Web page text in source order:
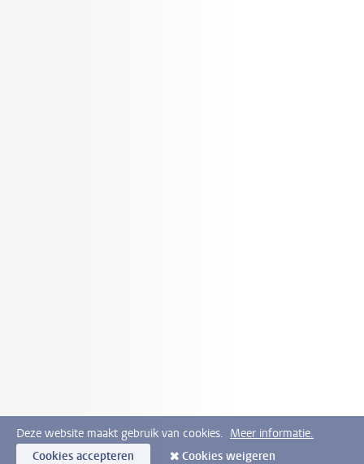
Deze website maakt gebruik van cookies. Meer informatie.
Cookies accepteren
Cookies weigeren